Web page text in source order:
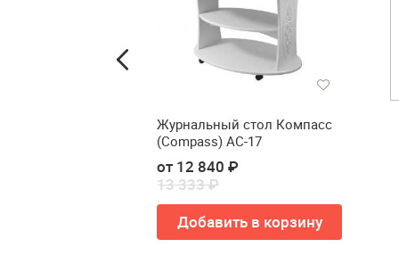
Журнальный стол Компасс
(Compass) АС-17
от 12 840 ₽
13 333 ₽
Добавить в корзину